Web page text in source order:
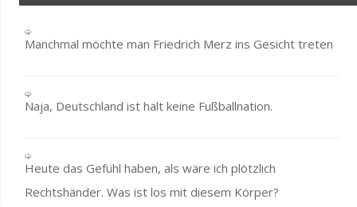
Manchmal möchte man Friedrich Merz ins Gesicht treten
Naja, Deutschland ist halt keine Fußballnation.
Heute das Gefühl haben, als wäre ich plötzlich
Rechtshänder. Was ist los mit diesem Körper?